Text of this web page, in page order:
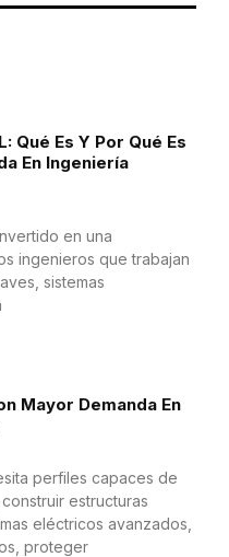
Qué Es Y Por Qué Es
En Ingeniería
en una
ingenieros que trabajan
sistemas
Mayor Demanda En
perfiles capaces de
estructuras
eléctricos avanzados,
proteger